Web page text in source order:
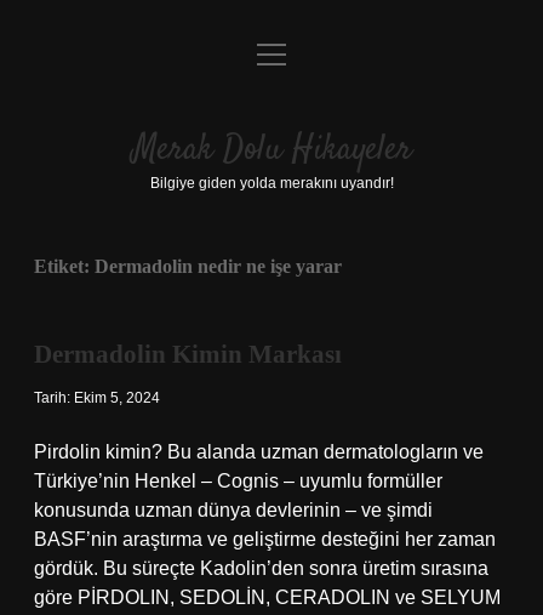
Anasayfa
Yasal Uyarı
menüyü
Merak Dolu Hikayeler
Bilgiye giden yolda merakını uyandır!
Etiket: Dermadolin nedir ne işe yarar
Dermadolin Kimin Markası
Tarih: Ekim 5, 2024
Pirdolin kimin? Bu alanda uzman dermatologların ve
Türkiye’nin Henkel – Cognis – uyumlu formüller
konusunda uzman dünya devlerinin – ve şimdi
BASF’nin araştırma ve geliştirme desteğini her zaman
gördük. Bu süreçte Kadolin’den sonra üretim sırasına
göre PİRDOLIN, SEDOLİN, CERADOLIN ve SELYUM